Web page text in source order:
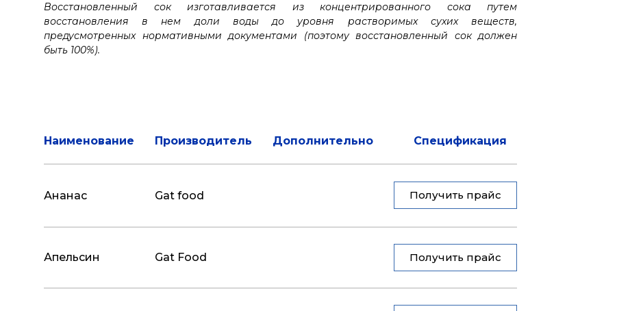
Восстановленный сок изготавливается из концентрированного сока путем
восстановления в нем доли воды до уровня растворимых сухих веществ,
предусмотренных нормативными документами (поэтому восстановленный сок должен
быть 100%).
Наименование Производитель Дополнительно Спецификация
Ананас Gat food Получить прайс
Апельсин Gat Food Получить прайс